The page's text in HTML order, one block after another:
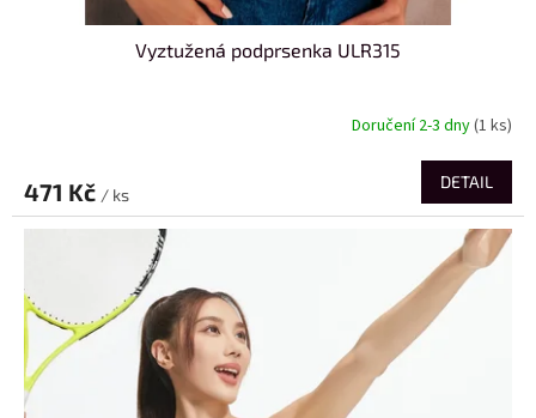
Vyztužená podprsenka ULR315
Doručení 2-3 dny(1 ks)
471 Kč / ks
DETAIL